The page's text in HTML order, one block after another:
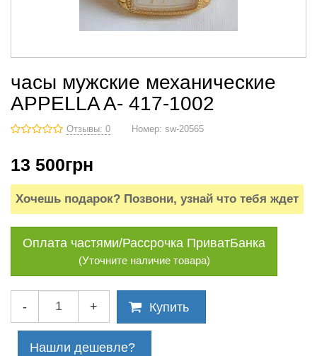
часы мужские механические
APPELLA A- 417-1002
Отзывы: 0 Номер: sw-20565
13 500грн
Хочешь подарок? Позвони, узнай что тебя ждет
Оплата частями/Рассрочка ПриватБанка
(Уточните наличие товара)
- + Купить
Нашли дешевле?